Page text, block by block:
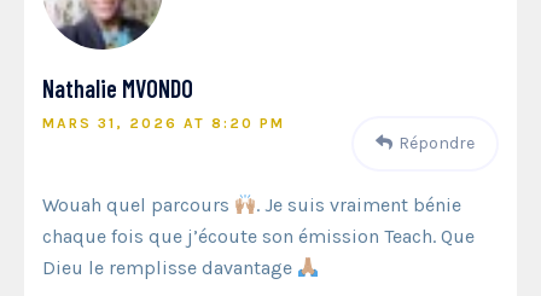
Nathalie MVONDO
MARS 31, 2026 AT 8:20 PM
Répondre
Wouah quel parcours
. Je suis vraiment bénie
chaque fois que j’écoute son émission Teach. Que
Dieu le remplisse davantage